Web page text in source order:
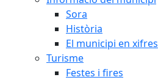
Sora
Història
El municipi en xifres
Turisme
Festes i fires